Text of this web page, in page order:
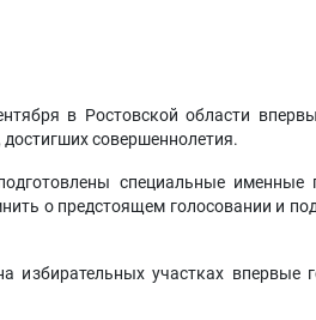
в Ростовской области
совершеннолетия.
специальные
о предстоящем голосовании и
избирательных участках